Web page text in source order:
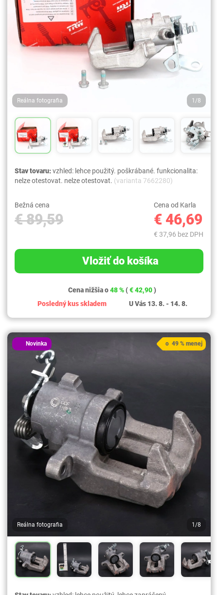
Reálna fotografia 1/8
Stav tovaru:vzhled: lehce použitý. poškrábané. funkcionalita:
nelze otestovat. nelze otestovat. (varianta 7662280)
Bežná cena
€ 89,59
Cena od Karla
€ 46,69
€ 37,96 bez DPH
Vložiť do košíka
Cena nižšia o48 % (€ 42,90)
Posledný kus skladem
U Vás 13. 8. - 14. 8.
Novinka
Reálna fotografia 1/8
o 49 % menej